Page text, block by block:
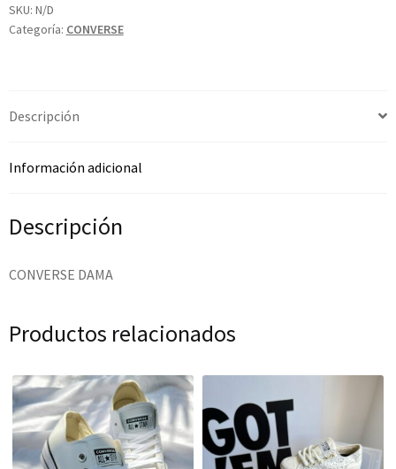
SKU: N/D
Categoría: CONVERSE
Descripción
Información adicional
Descripción
CONVERSE DAMA
Productos relacionados